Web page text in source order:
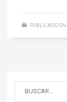
PUBLICADO EN